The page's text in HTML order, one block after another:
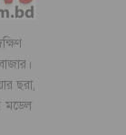
ছরা,
মডেল